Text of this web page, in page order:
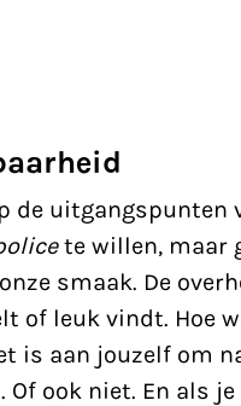
de uitgangspunten
te willen, maar
smaak. De
of leuk vindt. Hoe
is aan jouzelf om
ook niet. En als